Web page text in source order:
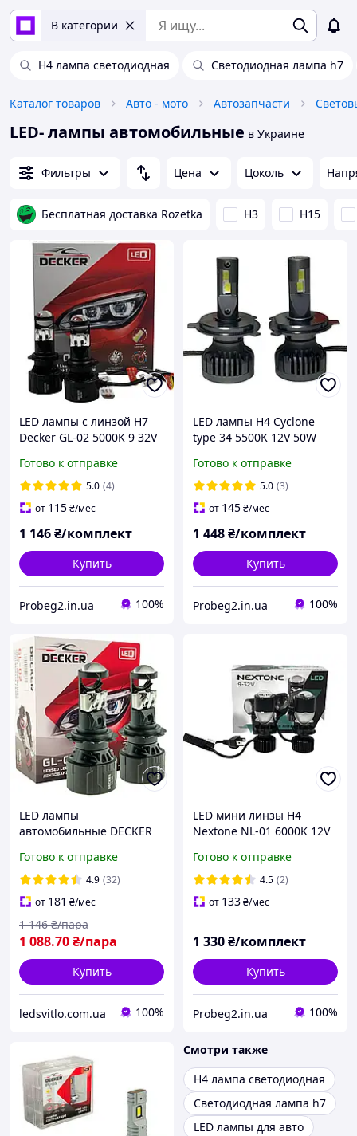
В категории
H4 лампа светодиодная Светодиодная лампа h7
Каталог товаров Авто - мото Автозапчасти
LED- лампы автомобильные в Украине
Фильтры Цена Цоколь
Бесплатная доставка Rozetka H3 H15
LED лампы с линзой H7
Decker GL-02 5000K 9 32V
Готово к отправке
5.0 (4)
от 115₴/мес
1 146₴/комплект
Купить
Probeg2.in.ua 100%
LED лампы H4 Cyclone
type 34 5500K 12V 50W
Готово к отправке
5.0 (3)
от 145₴/мес
1 448₴/комплект
Купить
Probeg2.in.ua 100%
LED лампы
автомобильные DECKER
8000Lm 5000K CANBUS
Линзированные
(комплект 2шт)
Готово к отправке
4.9 (32)
от 181 ₴/мес
1 088.70₴/пара
1 146 ₴/пара
Купить
ledsvitlo.com.ua 100%
LED мини линзы H4
Nextone NL-01 6000K 12V
Готово к отправке
4.5 (2)
от 133₴/мес
1 330₴/комплект
Купить
Probeg2.in.ua 100%
Смотри также
H4 лампа светодиодная
Светодиодная лампа h7
LED лампы для авто